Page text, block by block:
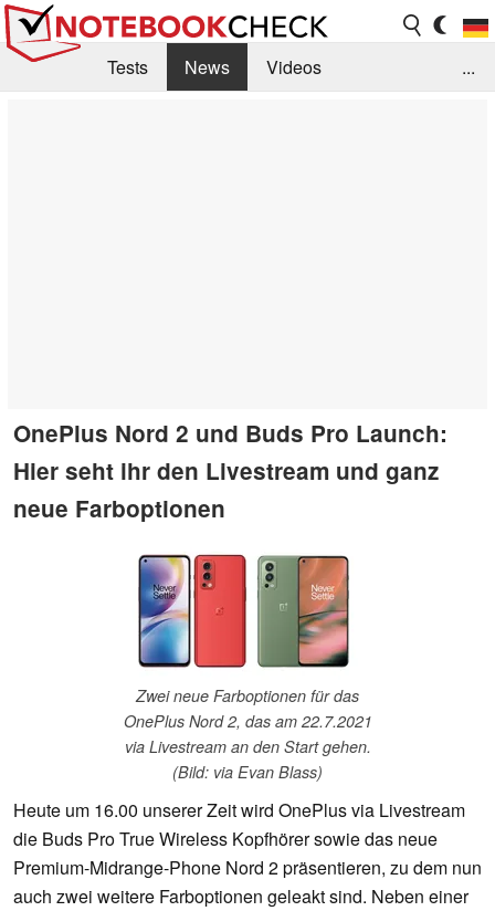
Tests News
Videos
...
OnePlus Nord 2 und Buds Pro Launch:
Hier seht ihr den Livestream und ganz
neue Farboptionen
Zwei neue Farboptionen für das
OnePlus Nord 2, das am 22.7.2021
via Livestream an den Start gehen.
(Bild: via Evan Blass)
Heute um 16.00 unserer Zeit wird OnePlus via Livestream
die Buds Pro True Wireless Kopfhörer sowie das neue
Premium-Midrange-Phone Nord 2 präsentieren, zu dem nun
auch zwei weitere Farboptionen geleakt sind. Neben einer